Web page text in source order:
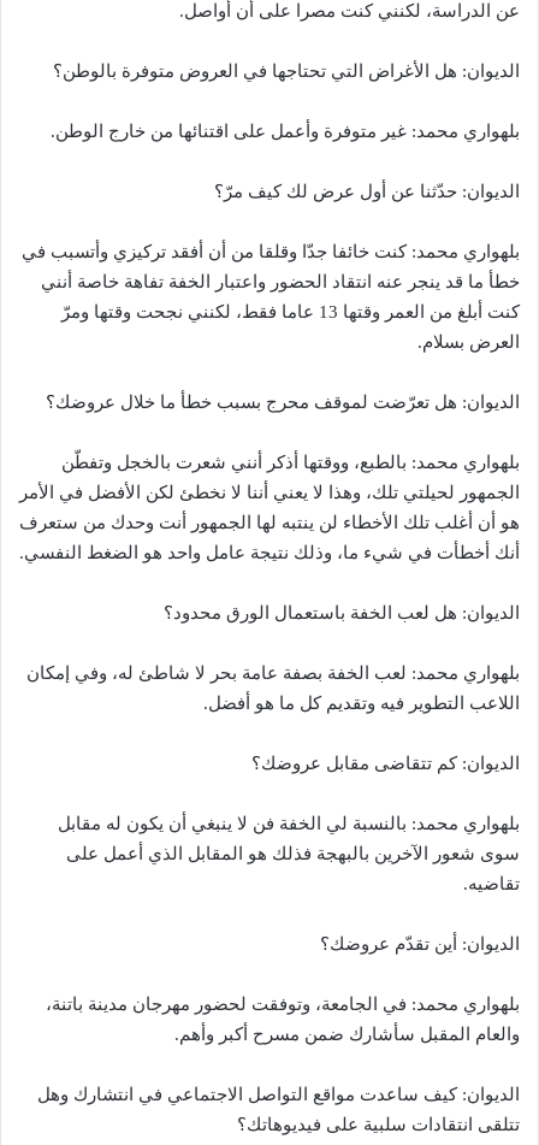
عن الدراسة، لكنني كنت مصرا على أن أواصل.
الديوان: هل الأغراض التي تحتاجها في العروض متوفرة بالوطن؟
بلهواري محمد: غير متوفرة وأعمل على اقتنائها من خارج الوطن.
الديوان: حدّثنا عن أول عرض لك كيف مرّ؟
بلهواري محمد: كنت خائفا جدّا وقلقا من أن أفقد تركيزي وأتسبب في
خطأ ما قد ينجر عنه انتقاد الحضور واعتبار الخفة تفاهة خاصة أنني
كنت أبلغ من العمر وقتها 13 عاما فقط، لكنني نجحت وقتها ومرّ
العرض بسلام.
الديوان: هل تعرّضت لموقف محرج بسبب خطأ ما خلال عروضك؟
بلهواري محمد: بالطبع، ووقتها أذكر أنني شعرت بالخجل وتفطّن
الجمهور لحيلتي تلك، وهذا لا يعني أننا لا نخطئ لكن الأفضل في الأمر
هو أن أغلب تلك الأخطاء لن ينتبه لها الجمهور أنت وحدك من ستعرف
أنك أخطأت في شيء ما، وذلك نتيجة عامل واحد هو الضغط النفسي.
الديوان: هل لعب الخفة باستعمال الورق محدود؟
بلهواري محمد: لعب الخفة بصفة عامة بحر لا شاطئ له، وفي إمكان
اللاعب التطوير فيه وتقديم كل ما هو أفضل.
الديوان: كم تتقاضى مقابل عروضك؟
بلهواري محمد: بالنسبة لي الخفة فن لا ينبغي أن يكون له مقابل
سوى شعور الآخرين بالبهجة فذلك هو المقابل الذي أعمل على
تقاضيه.
الديوان: أين تقدّم عروضك؟
بلهواري محمد: في الجامعة، وتوفقت لحضور مهرجان مدينة باتنة،
والعام المقبل سأشارك ضمن مسرح أكبر وأهم.
الديوان: كيف ساعدت مواقع التواصل الاجتماعي في انتشارك وهل
تتلقى انتقادات سلبية على فيديوهاتك؟